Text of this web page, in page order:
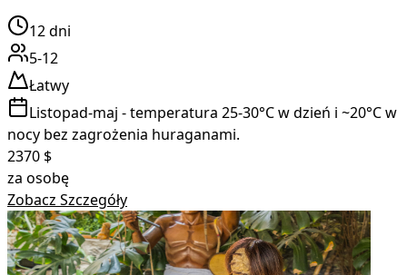
12dni
5-12
Łatwy
Listopad-maj - temperatura 25-30°C w dzień i ~20°C w
nocy bez zagrożenia huraganami.
2370 $
za osobę
Zobacz Szczegóły